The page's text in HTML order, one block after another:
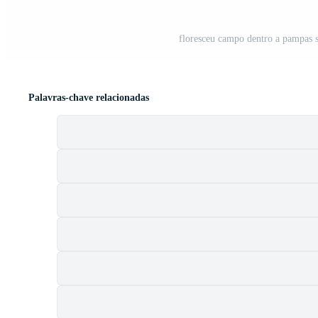
floresceu campo dentro a
Palavras-chave relacionadas